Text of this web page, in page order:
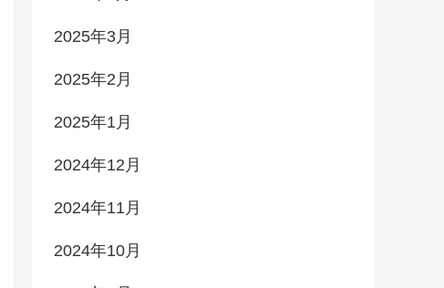
2025年3月
2025年2月
2025年1月
2024年12月
2024年11月
2024年10月